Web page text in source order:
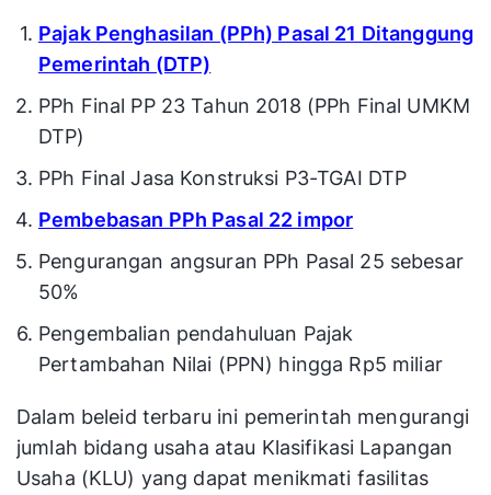
Pajak Penghasilan (PPh) Pasal 21 Ditanggung
Pemerintah (DTP)
PPh Final PP 23 Tahun 2018 (PPh Final UMKM
DTP)
PPh Final Jasa Konstruksi P3-TGAI DTP
Pembebasan PPh Pasal 22 impor
Pengurangan angsuran PPh Pasal 25 sebesar
50%
Pengembalian pendahuluan Pajak
Pertambahan Nilai (PPN) hingga Rp5 miliar
Dalam beleid terbaru ini pemerintah mengurangi
jumlah bidang usaha atau Klasifikasi Lapangan
Usaha (KLU) yang dapat menikmati fasilitas